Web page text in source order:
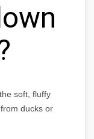
soft, fluffy
ducks or